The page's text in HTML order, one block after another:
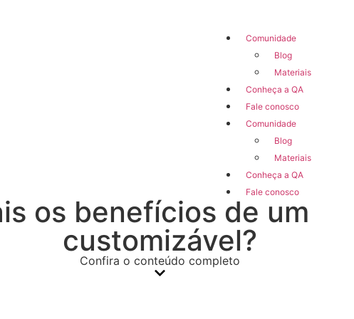
Comunidade
Blog
Materiais
Conheça a QA
Fale conosco
Comunidade
Blog
Materiais
Conheça a QA
Fale conosco
os benefícios de um ERP
customizável?
Confira o conteúdo completo